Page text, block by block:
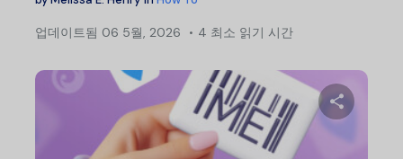
업데이트됨 06 5월, 2026 4 최소 읽기 시간
이 글